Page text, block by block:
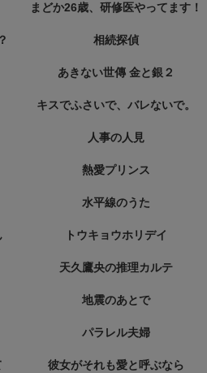
まどか26歳、研修医やってます！
相続探偵
あきない世傳 金と銀２
キスでふさいで、バレないで。
人事の人見
熱愛プリンス
水平線のうた
トウキョウホリデイ
天久鷹央の推理カルテ
地震のあとで
パラレル夫婦
彼女がそれも愛と呼ぶなら